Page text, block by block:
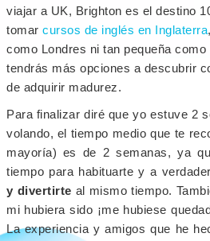
viajar a UK, Brighton es el destino
tomar cursos de inglés en Inglaterra
como Londres ni tan pequeña
tendrás más opciones a descubrir
de adquirir madurez.
Para finalizar diré que yo estuve 2
volando, el tiempo medio que te
mayoría) es de 2 semanas, ya
tiempo para habituarte y a
y divertirte al mismo tiempo.
mi hubiera sido ¡me hubiese
La experiencia y amigos que he